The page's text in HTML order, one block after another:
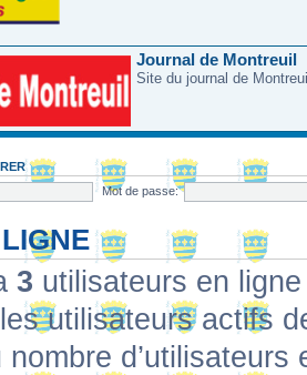
Journal de Montreuil
Site du journal de
Mot de passe:
3 utilisateurs en
utilisateurs actifs
nombre